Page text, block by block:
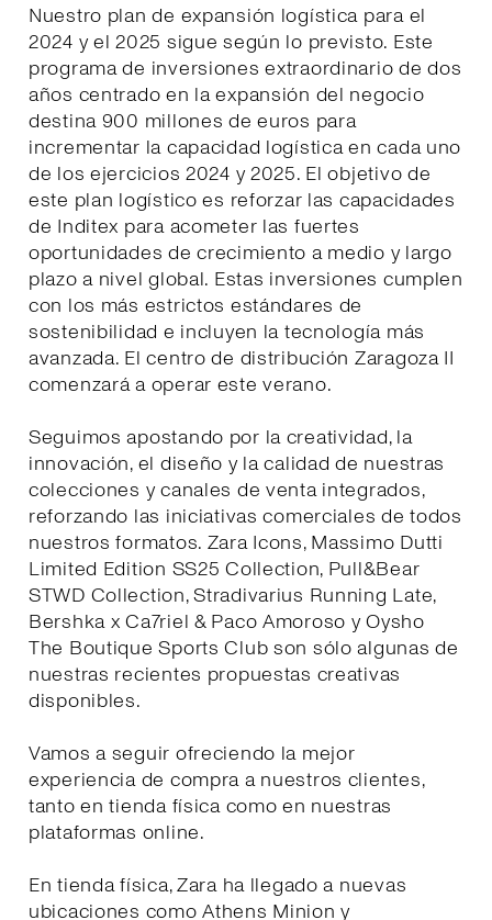
Nuestro plan de expansión logística para el
2024 y el 2025 sigue según lo previsto. Este
programa de inversiones extraordinario de dos
años centrado en la expansión del negocio
destina 900 millones de euros para
incrementar la capacidad logística en cada uno
de los ejercicios 2024 y 2025. El objetivo de
este plan logístico es reforzar las capacidades
de Inditex para acometer las fuertes
oportunidades de crecimiento a medio y largo
plazo a nivel global. Estas inversiones cumplen
con los más estrictos estándares de
sostenibilidad e incluyen la tecnología más
avanzada. El centro de distribución Zaragoza II
comenzará a operar este verano.
Seguimos apostando por la creatividad, la
innovación, el diseño y la calidad de nuestras
colecciones y canales de venta integrados,
reforzando las iniciativas comerciales de todos
nuestros formatos. Zara Icons, Massimo Dutti
Limited Edition SS25 Collection, Pull&Bear
STWD Collection, Stradivarius Running Late,
Bershka x Ca7riel & Paco Amoroso y Oysho
The Boutique Sports Club son sólo algunas de
nuestras recientes propuestas creativas
disponibles.
Vamos a seguir ofreciendo la mejor
experiencia de compra a nuestros clientes,
tanto en tienda física como en nuestras
plataformas online.
En tienda física, Zara ha llegado a nuevas
ubicaciones como Athens Minion y